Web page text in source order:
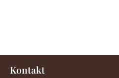
Kontakt